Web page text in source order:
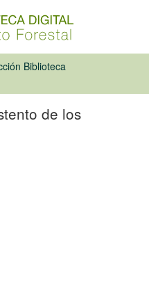
Biblioteca
de los